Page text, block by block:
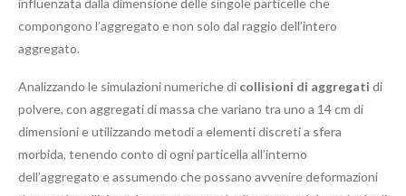
influenzata dalla dimensione delle singole particelle che
compongono l’aggregato e non solo dal raggio dell’intero
aggregato.
Analizzando le simulazioni numeriche di collisioni di aggregati di
polvere, con aggregati di massa che variano tra uno a 14 cm di
dimensioni e utilizzando metodi a elementi discreti a sfera
morbida, tenendo conto di ogni particella all’interno
dell’aggregato e assumendo che possano avvenire deformazioni